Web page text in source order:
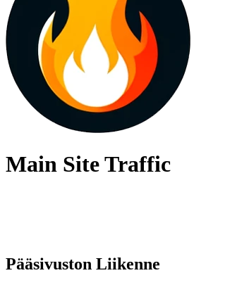
Main Site Traffic
Pääsivuston Liikenne